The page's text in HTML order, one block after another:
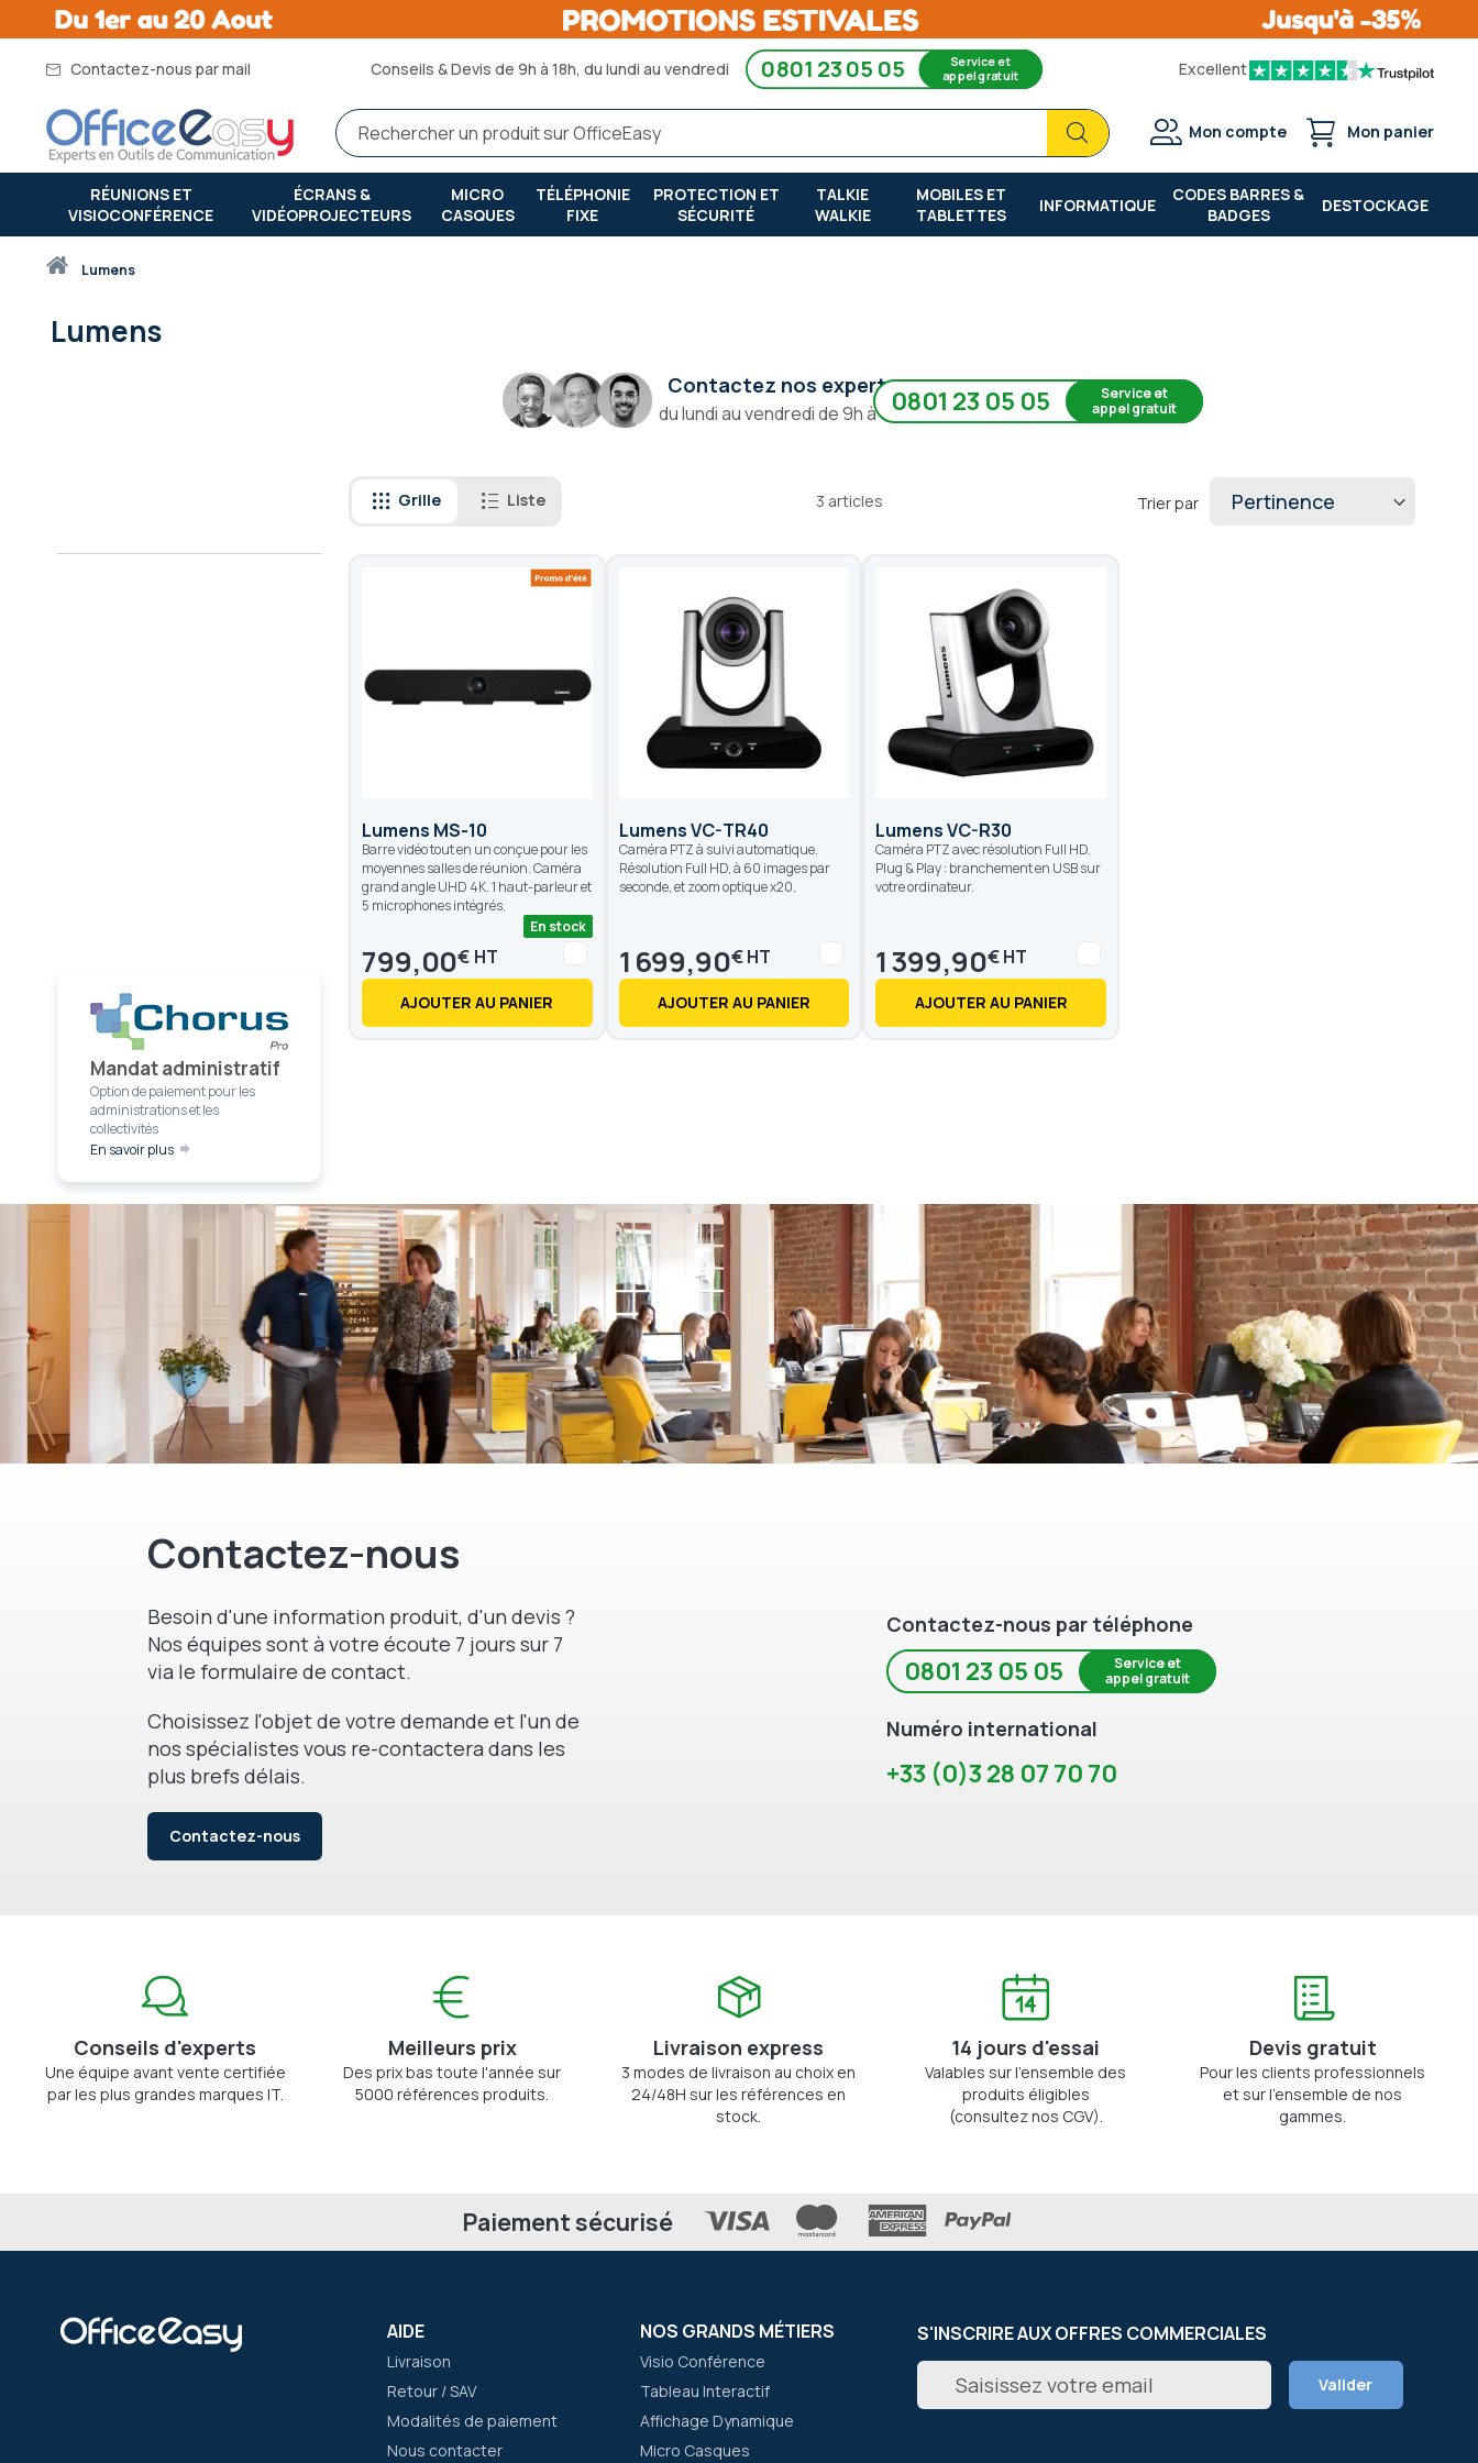
Contactez-nous par mail Conseils & Devis de 9h à 18h, du lundi au vendredi 0801 23 05 05 Service et
appel gratuit Excellent
Chercher
Chercher
Mon compte Mon panier
RÉUNIONS ET
VISIOCONFÉRENCE
ÉCRANS &
VIDÉOPROJECTEURS
MICRO
CASQUES
TÉLÉPHONIE
FIXE
PROTECTION ET
SÉCURITÉ
TALKIE
WALKIE
MOBILES ET
TABLETTES
INFORMATIQUE
CODES BARRES &
BADGES
DESTOCKAGE
Accueillumens
Lumens
Contactez nos experts
du lundi au vendredi de 9h à 18h0801 23 05 05
Service et
appel gratuit
Grille Liste 3 articles Trier par
Lumens MS-10
Barre vidéo tout en un conçue pour les
moyennes salles de réunion. Caméra
grand angle UHD 4K. 1 haut-parleur et
5 microphones intégrés.
En stock
799,00€
AJOUTER AU PANIER
Lumens VC-TR40
Caméra PTZ à suivi automatique.
Résolution Full HD, à 60 images par
seconde, et zoom optique x20.
1 699,90€
AJOUTER AU PANIER
Lumens VC-R30
Caméra PTZ avec résolution Full HD.
Plug & Play : branchement en USB sur
votre ordinateur.
1 399,90€
AJOUTER AU PANIER
Mandat administratif
Option de paiement pour les
administrations et les
collectivités
En savoir plus
Contactez-nous
Besoin d'une information produit, d'un devis ?
Nos équipes sont à votre écoute 7 jours sur 7
via le formulaire de contact.
Choisissez l'objet de votre demande et l'un de
nos spécialistes vous re-contactera dans les
plus brefs délais.
Contactez-nous
Contactez-nous par téléphone
0801 23 05 05
Service et
appel gratuit
Numéro international
+33 (0)3 28 07 70 70
Conseils d'experts
Une équipe avant vente certifiée
par les plus grandes marques IT.
Meilleurs prix
Des prix bas toute l'année sur
5000 références produits.
Livraison express
3 modes de livraison au choix en
24/48H sur les références en
stock.
14 jours d'essai
Valables sur l'ensemble des
produits éligibles
(consultez nos CGV).
Devis gratuit
Pour les clients professionnels
et sur l'ensemble de nos
gammes.
Paiement sécurisé
AIDE
Livraison
Retour / SAV
Modalités de paiement
Nous contacter
NOS GRANDS MÉTIERS
Visio Conférence
Tableau Interactif
Affichage Dynamique
Micro Casques
S'INSCRIRE AUX OFFRES COMMERCIALES
Inscription
notre
Valider